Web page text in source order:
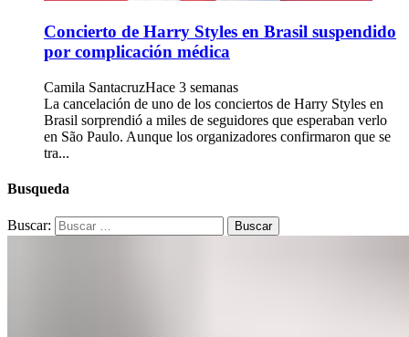
Concierto de Harry Styles en Brasil suspendido
por complicación médica
Camila SantacruzHace 3 semanas
La cancelación de uno de los conciertos de Harry Styles en
Brasil sorprendió a miles de seguidores que esperaban verlo
en São Paulo. Aunque los organizadores confirmaron que se
tra...
Busqueda
Buscar: